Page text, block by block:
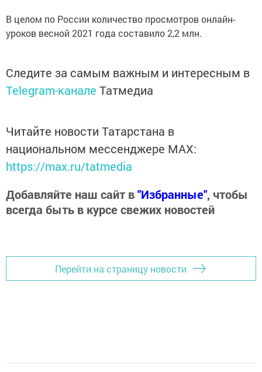
В целом по России количество просмотров онлайн-
уроков весной 2021 года составило 2,2 млн.
Следите за самым важным и интересным в
Telegram-канале Татмедиа
Читайте новости Татарстана в
национальном мессенджере MАХ:
https://max.ru/tatmedia
Добавляйте наш сайт в"Избранные", чтобы
всегда быть в курсе свежих новостей
Перейти на страницу новости